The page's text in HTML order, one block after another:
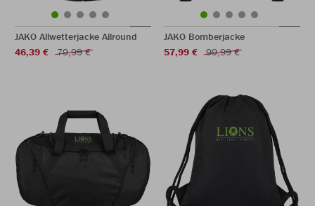
JAKO Allwetterjacke Allround
46,39 €
79,99 €
JAKO Bomberjacke
57,99 €
99,99 €